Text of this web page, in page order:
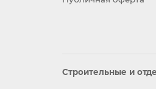
Строительные и